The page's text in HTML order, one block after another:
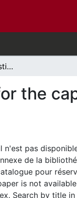
A comparison of heuristics and relaxations for the capacitated plant location problem
the
n'est pas
de la
pour
is not
Search by title in